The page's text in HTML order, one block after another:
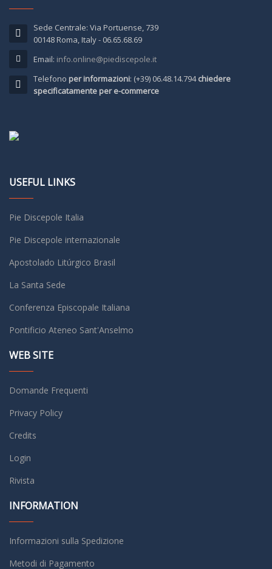
Sede Centrale: Via Portuense, 739
00148 Roma, Italy - 06.65.68.69
Email: info.online@piediscepole.it
Telefono per informazioni: (+39) 06.48.14.794chiedere
specificatamente per e-commerce
USEFUL LINKS
Pie Discepole Italia
Pie Discepole internazionale
Apostolado Litúrgico Brasil
La Santa Sede
Conferenza Episcopale Italiana
Pontificio Ateneo Sant'Anselmo
WEB SITE
Domande Frequenti
Privacy Policy
Credits
Login
Rivista
INFORMATION
Informazioni sulla Spedizione
Metodi di Pagamento